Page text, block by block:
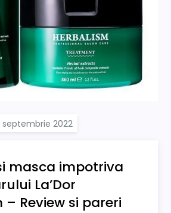
masca impotriva
La’Dor
– Review si pareri